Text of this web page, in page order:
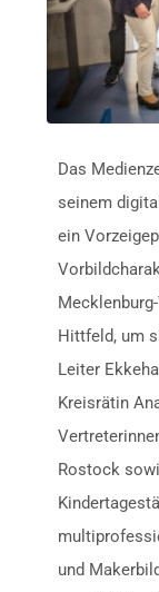
Das
seinem
ein
Hittfeld, um
Leiter
Kreisrätin
Rostock
und